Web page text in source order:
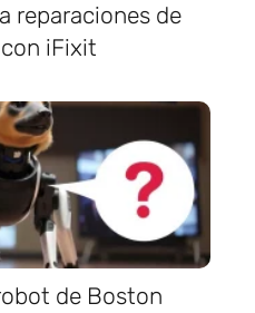
reparaciones de
iFixit
de Boston